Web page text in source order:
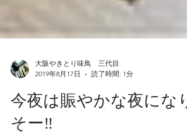
2019年8月17日
読了時間: 1分
今夜は賑やかな夜になり